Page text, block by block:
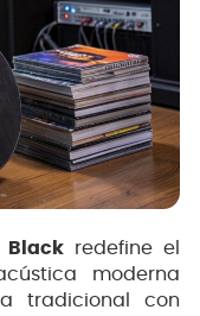
Blackredefine el
moderna
tradicional con